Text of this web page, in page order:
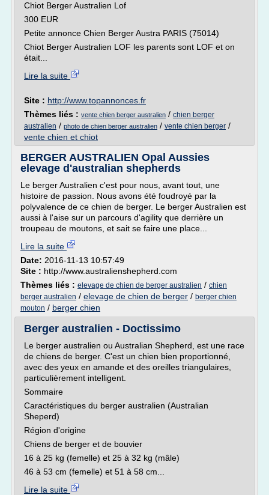
Chiot Berger Australien Lof
300 EUR
Petite annonce Chien Berger Austra PARIS (75014)
Chiot Berger Australien LOF les parents sont LOF et on
était...
Lire la suite
Site : http://www.topannonces.fr
Thèmes liés : vente chien berger australien / chien berger
australien / photo de chien berger australien / vente chien berger /
vente chien et chiot
BERGER AUSTRALIEN Opal Aussies
elevage d'australian shepherds
Le berger Australien c'est pour nous, avant tout, une
histoire de passion. Nous avons été foudroyé par la
polyvalence de ce chien de berger. Le berger Australien est
aussi à l'aise sur un parcours d'agility que derrière un
troupeau de moutons, et sait se faire une place...
Lire la suite
Date: 2016-11-13 10:57:49
Site : http://www.australienshepherd.com
Thèmes liés : elevage de chien de berger australien / chien
berger australien / elevage de chien de berger / berger chien
mouton / berger chien
Berger australien - Doctissimo
Le berger australien ou Australian Shepherd, est une race
de chiens de berger. C'est un chien bien proportionné,
avec des yeux en amande et des oreilles triangulaires,
particulièrement intelligent.
Sommaire
Caractéristiques du berger australien (Australian
Sheperd)
Région d'origine
Chiens de berger et de bouvier
16 à 25 kg (femelle) et 25 à 32 kg (mâle)
46 à 53 cm (femelle) et 51 à 58 cm...
Lire la suite